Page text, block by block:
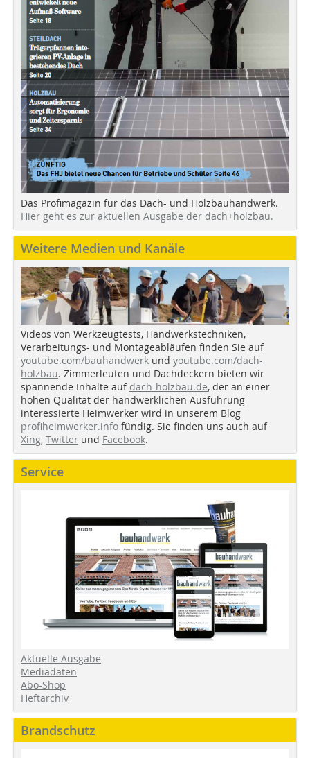
Das Profimagazin für das Dach- und Holzbauhandwerk.
Hier geht es zur aktuellen Ausgabe der dach+holzbau.
Weitere Medien und Kanäle
Videos von Werkzeugtests, Handwerkstechniken,
Verarbeitungs- und Montageabläufen finden Sie auf
youtube.com/bauhandwerk und youtube.com/dach-
holzbau. Zimmerleuten und Dachdeckern bieten wir
spannende Inhalte auf dach-holzbau.de, der an einer
hohen Qualität der handwerklichen Ausführung
interessierte Heimwerker wird in unserem Blog
profiheimwerker.info fündig. Sie finden uns auch auf
Xing, Twitter und Facebook.
Service
Aktuelle Ausgabe
Mediadaten
Abo-Shop
Heftarchiv
Brandschutz